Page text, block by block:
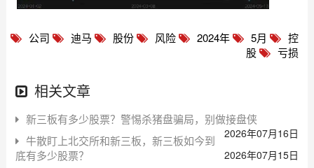
公司 迪马 股份 风险 2024年 5月
控
股
亏损
相关文章
新三板有多少股票？警惕杀猪盘骗局，别做接盘侠
2026年07月16日
牛散盯上北交所和新三板，新三板如今到
底有多少股票？
2026年07月15日